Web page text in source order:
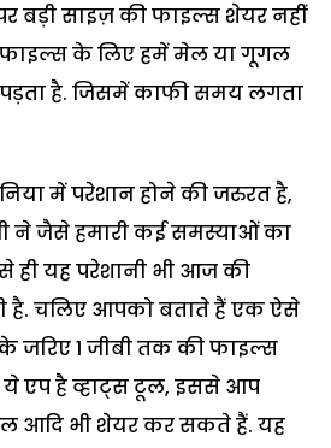
बड़ी साइज़ की फाइल्स शेयर नहीं
फाइल्स के लिए हमें मेल या गूगल
पड़ता है. जिसमें काफी समय लगता
में परेशान होने की जरुरत है,
ने जैसे हमारी कई समस्याओं का
ही यह परेशानी भी आज की
चलिए आपको बताते हैं एक ऐसे
जरिए 1 जीबी तक की फाइल्स
ये एप है व्हाट्स टूल, इससे आप
आदि भी शेयर कर सकते हैं. यह